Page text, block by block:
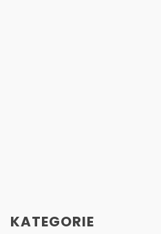
KATEGORIE